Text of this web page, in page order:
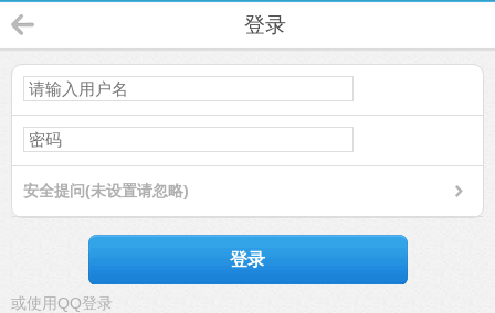
登录
安全提问(未设置请忽略)
登录
或使用QQ登录